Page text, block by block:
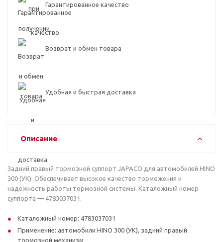
Гарантированное качество
Возврат и обмен товара
Удобная и быстрая доставка
Описание
Задний правый тормозной суппорт JAPACO для автомобилей HINO
300 (УК). Обеспечивает высокое качество торможения и
надежность работы тормозной системы. Каталожный номер
суппорта — 4783037031.
Каталожный номер: 4783037031
Применение: автомобили HINO 300 (УК), задний правый
тормозной механизм